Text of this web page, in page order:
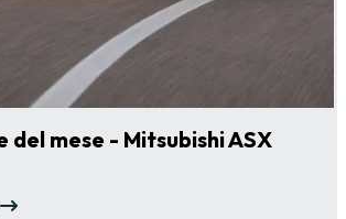
del mese - Mitsubishi ASX